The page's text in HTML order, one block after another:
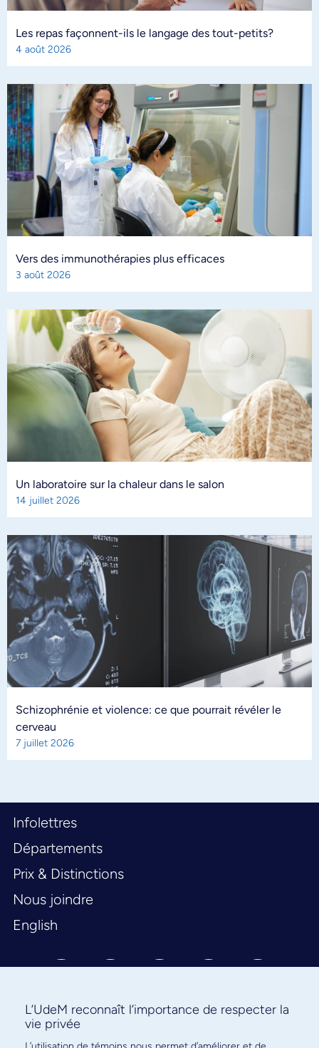
Les repas façonnent-ils le langage des tout-petits?
4 août 2026
Vers des immunothérapies plus efficaces
3 août 2026
Un laboratoire sur la chaleur dans le salon
14 juillet 2026
Schizophrénie et violence: ce que pourrait révéler le
cerveau
7 juillet 2026
Infolettres
Départements
Prix & Distinctions
Nous joindre
English
L’UdeM reconnaît l’importance de respecter la
vie privée